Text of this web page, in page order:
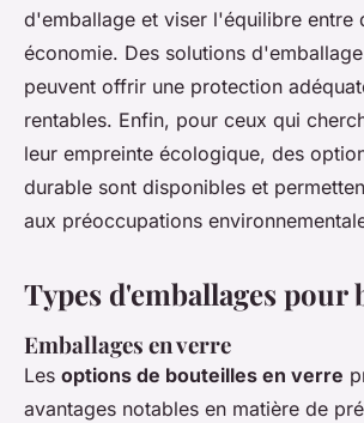
d'emballage et viser l'équilibre entre
économie. Des solutions
peuvent offrir une protection
rentables. Enfin, pour ceux qui
leur empreinte écologique, des
durable sont disponibles et
aux préoccupations
Types d'emballages pour
Emballages en verre
Les options de bouteilles en verre
avantages notables en matière de